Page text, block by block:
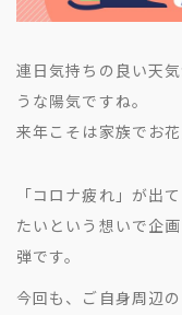
免責事項
社員の声
事例紹介
テレリモ総研
連日気持ちの良い天
うな陽気ですね。
来年こそは家族でお
「コロナ疲れ」が出
たいという想いで企
弾です。
今回も、ご自身周辺